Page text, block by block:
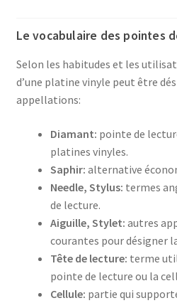
Le vocabulaire des pointes
Selon les habitudes et les
d’une platine vinyle peut être
appellations:
Diamant: pointe de
platines vinyles.
Saphir: alternative
Needle, Stylus: termes
de lecture.
Aiguille, Stylet: autres
courantes pour désigner
Tête de lecture: terme
pointe de lecture ou la
Cellule: partie qui